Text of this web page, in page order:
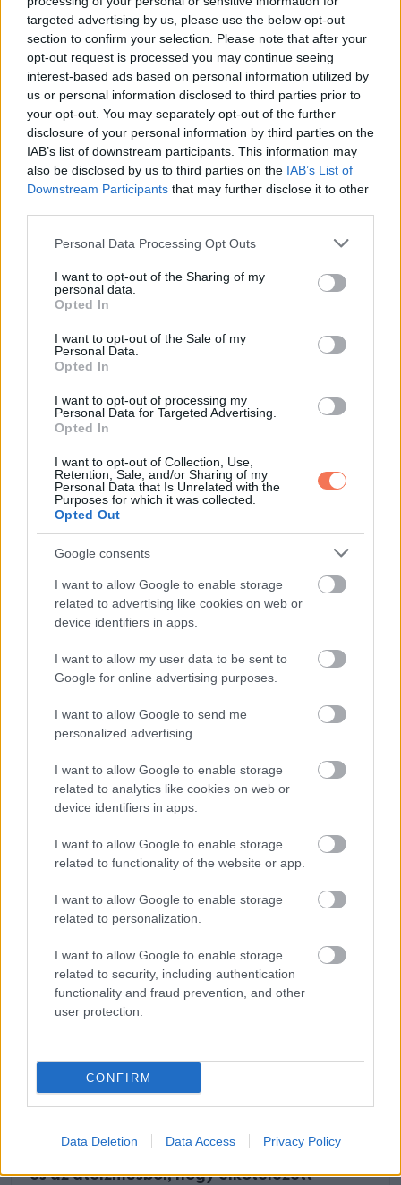
targeted advertising by us, please use the below opt-out
section to confirm your selection. Please note that after your
opt-out request is processed you may continue seeing
interest-based ads based on personal information utilized by
us or personal information disclosed to third parties prior to
your opt-out. You may separately opt-out of the further
disclosure of your personal information by third parties on the
IAB’s list of downstream participants. This information may
also be disclosed by us to third parties on the IAB’s List of
Downstream Participants that may further disclose it to other
Please note that this website/app uses one or more Google
not limited to your visit or usage behaviour. You may click to
grant or deny consent to Google and its third-party tags to
use your data for below specified purposes in below Google
consent section.
Personal Data Processing Opt Outs
I want to opt-out of the Sharing of my
personal data.
Opted In
I want to opt-out of the Sale of my
Personal Data.
Opted In
I want to opt-out of processing my
Personal Data for Targeted Advertising.
Opted In
I want to opt-out of Collection, Use,
Retention, Sale, and/or Sharing of my
Personal Data that Is Unrelated with the
Purposes for which it was collected.
Opted Out
Google consents
I want to allow Google to enable storage
related to advertising like cookies on web or
device identifiers in apps.
I want to allow my user data to be sent to
Google for online advertising purposes.
I want to allow Google to send me
personalized advertising.
I want to allow Google to enable storage
related to analytics like cookies on web or
device identifiers in apps.
I want to allow Google to enable storage
related to functionality of the website or app.
I want to allow Google to enable storage
related to personalization.
I want to allow Google to enable storage
related to security, including authentication
functionality and fraud prevention, and other
user protection.
CONFIRM
Data Deletion Data Access Privacy Policy
Helen Beebe és életkedve valóban nagyszerű példa
számunkra.
Kívánj velünk együtt boldog születésnapot Helen
családtagjaiddal, hogy ők is csatlakozhassanak az
ünnepléshez!
Oszd meg ezt a posztot:
WhatsappRedditShare
via
ELŐZŐ POSZT
A legendás színész, Sir Anthony Hopkins
felszámolta régi életét az alkoholizmusból
és az ateizmusból, hogy elkötelezett